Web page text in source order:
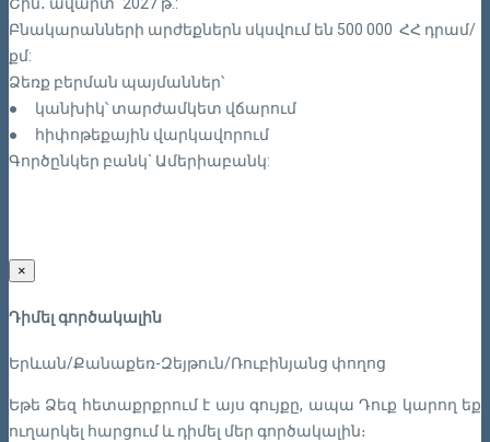
Բնակարանների արժեքներն սկսվում են 500 000 ՀՀ դրամ/
քմ:
Ձեռք բերման պայմաններ՝
●
կանխիկ՝ տարժամկետ վճարում
●
հիփոթեքային վարկավորում
Գործընկեր բանկ` Ամերիաբանկ:
×
Դիմել գործակալին
Երևան/Քանաքեռ-Զեյթուն/Ռուբինյանց փողոց
Եթե Ձեզ հետաքրքրում է այս գույքը, ապա Դուք կարող եք
ուղարկել հարցում և դիմել մեր գործակալին։